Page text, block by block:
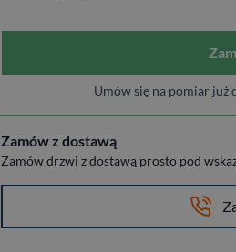
Umów się na pomiar już
Zamów z dostawą
Zamów drzwi z dostawą prosto pod